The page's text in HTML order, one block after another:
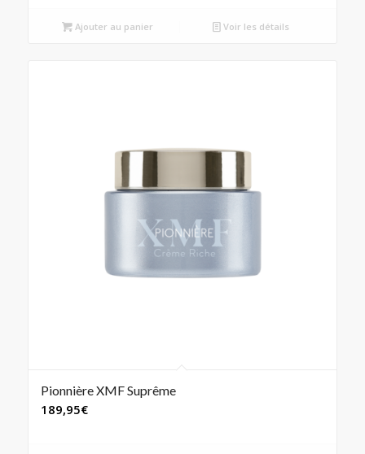
Ajouter au panier Voir les détails
Pionnière XMF Suprême
189,95€